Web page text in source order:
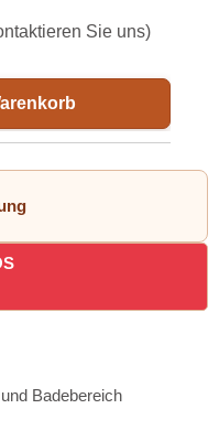
Sie uns)
Badebereich